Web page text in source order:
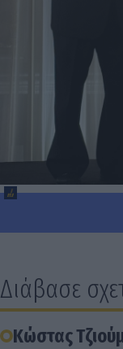
Διάβασε
Κώστας